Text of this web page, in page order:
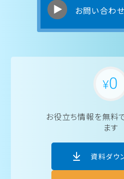
お問い合わ
お役立ち情報を無料
ます
資料ダウ